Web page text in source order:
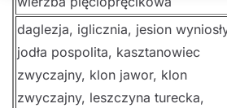
daglezja, iglicznia, jesion
jodła pospolita, kasztanowiec
zwyczajny, klon jawor, klon
zwyczajny, leszczyna turecka,